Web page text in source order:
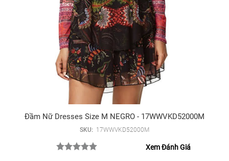
Đầm Nữ Dresses Size M NEGRO - 17WWVKD52000M
SKU: 17WWVKD52000M
Xem Đánh Giá